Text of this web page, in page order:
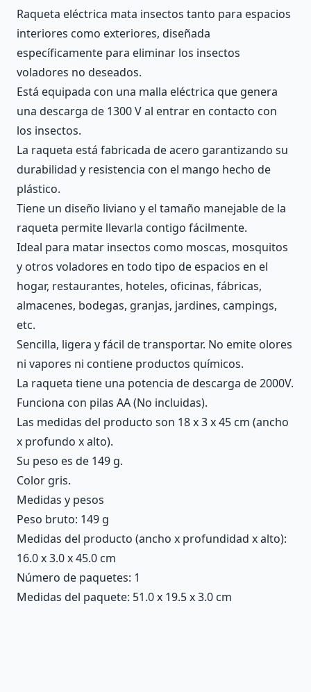
Raqueta eléctrica mata insectos tanto para espacios
interiores como exteriores, diseñada
específicamente para eliminar los insectos
voladores no deseados.
Está equipada con una malla eléctrica que genera
una descarga de 1300 V al entrar en contacto con
los insectos.
La raqueta está fabricada de acero garantizando su
durabilidad y resistencia con el mango hecho de
plástico.
Tiene un diseño liviano y el tamaño manejable de la
raqueta permite llevarla contigo fácilmente.
Ideal para matar insectos como moscas, mosquitos
y otros voladores en todo tipo de espacios en el
hogar, restaurantes, hoteles, oficinas, fábricas,
almacenes, bodegas, granjas, jardines, campings,
etc.
Sencilla, ligera y fácil de transportar. No emite olores
ni vapores ni contiene productos químicos.
La raqueta tiene una potencia de descarga de 2000V.
Funciona con pilas AA (No incluidas).
Las medidas del producto son 18 x 3 x 45 cm (ancho
x profundo x alto).
Su peso es de 149 g.
Color gris.
Medidas y pesos
Peso bruto: 149 g
Medidas del producto (ancho x profundidad x alto):
16.0 x 3.0 x 45.0 cm
Número de paquetes: 1
Medidas del paquete: 51.0 x 19.5 x 3.0 cm